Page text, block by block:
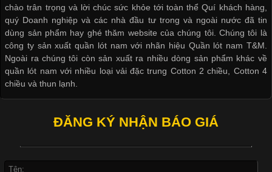
Khám Phá Áo Phông Trang Phục Phổ Biến Nhất Hiện Nay
đời sống hiện đại nhờ sự tiện lợi, thoải mái và dễ phối đồ.
được ứng dụng rộng rãi trong ngành sản xuất may mặc, đặc
biệt là các sản phẩm từ vải thun. Hiện nay,
chào trân trọng và lời chúc sức khỏe tới toàn thể Quí khách hàng,
quý Doanh nghiệp và các nhà đầu tư trong và ngoài nước đã tin
dùng sản phẩm hay ghé thăm website của chúng tôi. Chúng tôi là
công ty sản xuất quần lót nam với nhãn hiệu Quần lót nam T&M.
Ngoài ra chúng tôi còn sản xuất ra nhiều dòng sản phẩm khác về
quần lót nam với nhiều loại vải đặc trung Cotton 2 chiều, Cotton 4
chiều và thun lạnh.
ĐĂNG KÝ NHẬN BÁO GIÁ